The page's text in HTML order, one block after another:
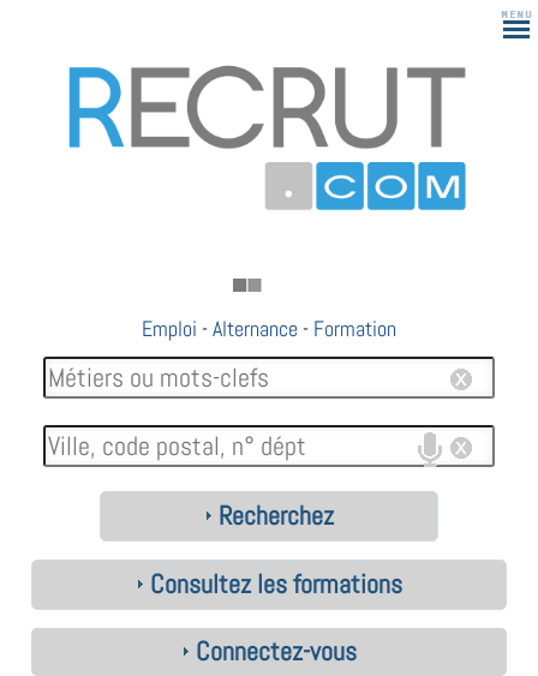
Emploi -Alternance - Formation
Recherchez
Consultez les formations
Connectez-vous